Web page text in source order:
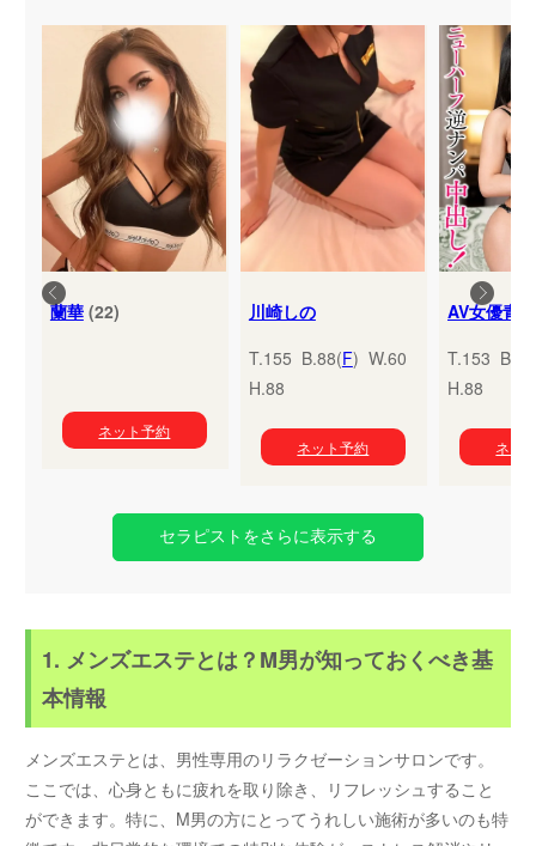
蘭華(22)
ネット予約
川崎しの
T.155 B.88(F) W.60
H.88
ネット予約
T.153
H.88
ネッ
セラピストをさらに表示する
1. メンズエステとは？M男が知っておくべき基
本情報
メンズエステとは、男性専用のリラクゼーションサロンです。
ここでは、心身ともに疲れを取り除き、リフレッシュすること
ができます。特に、M男の方にとってうれしい施術が多いのも特